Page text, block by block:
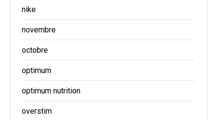
nike
novembre
octobre
optimum
optimum nutrition
overstim